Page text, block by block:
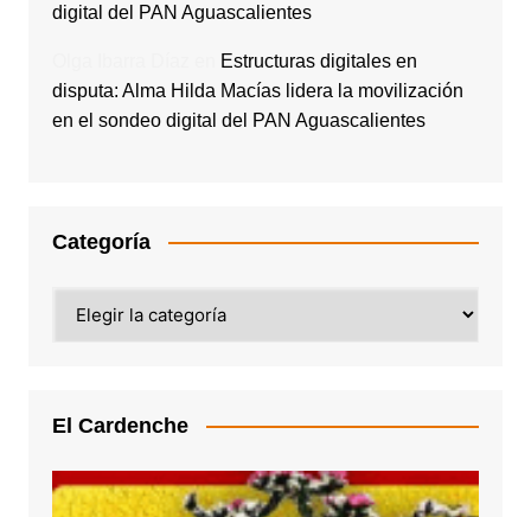
digital del PAN Aguascalientes
Estructuras digitales en
disputa: Alma Hilda Macías lidera la movilización
en el sondeo digital del PAN Aguascalientes
Categoría
El Cardenche